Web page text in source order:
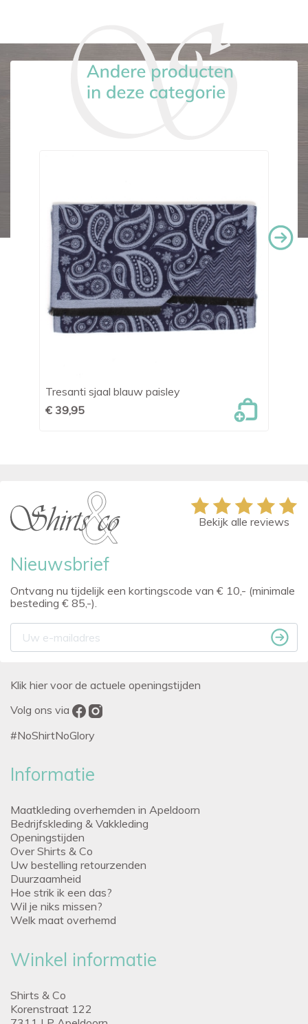
Tresanti sjaal blauw paisley
€ 39,95
Nieuwsbrief
Ontvang nu tijdelijk een kortingscode van € 10,- (minimale
besteding € 85,-).
Bekijk alle reviews
Klik hier voor de actuele openingstijden
Volg ons via
#NoShirtNoGlory
Informatie
Maatkleding overhemden in Apeldoorn
Bedrijfskleding & Vakkleding
Openingstijden
Over Shirts & Co
Uw bestelling retourzenden
Duurzaamheid
Hoe strik ik een das?
Wil je niks missen?
Welk maat overhemd
Winkel informatie
Shirts & Co
Korenstraat 122